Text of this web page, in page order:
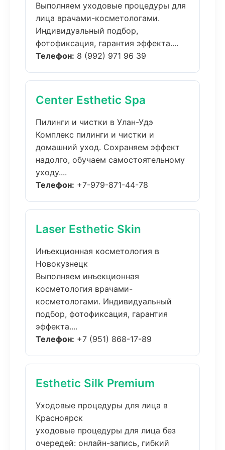
Выполняем уходовые процедуры для
лица врачами-косметологами.
Индивидуальный подбор,
фотофиксация, гарантия эффекта....
Телефон: 8 (992) 971 96 39
Center Esthetic Spa
Пилинги и чистки в Улан-Удэ
Комплекс пилинги и чистки и
домашний уход. Сохраняем эффект
надолго, обучаем самостоятельному
уходу....
Телефон: +7-979-871-44-78
Laser Esthetic Skin
Инъекционная косметология в
Новокузнецк
Выполняем инъекционная
косметология врачами-
косметологами. Индивидуальный
подбор, фотофиксация, гарантия
эффекта....
Телефон: +7 (951) 868-17-89
Esthetic Silk Premium
Уходовые процедуры для лица в
Красноярск
уходовые процедуры для лица без
очередей: онлайн-запись, гибкий